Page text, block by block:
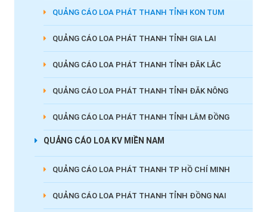
QUẢNG CÁO LOA PHÁT THANH TỈNH KON TUM
QUẢNG CÁO LOA PHÁT THANH TỈNH GIA LAI
QUẢNG CÁO LOA PHÁT THANH TỈNH ĐĂK LẮC
QUẢNG CÁO LOA PHÁT THANH TỈNH ĐĂK NÔNG
QUẢNG CÁO LOA PHÁT THANH TỈNH LÂM ĐỒNG
QUẢNG CÁO LOA KV MIỀN NAM
QUẢNG CÁO LOA PHÁT THANH TP HỒ CHÍ MINH
QUẢNG CÁO LOA PHÁT THANH TỈNH ĐỒNG NAI